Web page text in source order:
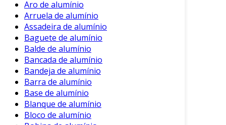
a diferentes estilos arquitetônicos.
Essas características fazem da telha de alumínio
uma opção popular tanto para residências
quanto para instalações comerciais.
Aplicações da Telha de Alumínio
As telhas de alumínio são versáteis. Podem ser
utilizadas em diversos contextos. Algumas das
aplicações mais comuns incluem:
Aro de alumínio
Arruela de alumínio
Assadeira de alumínio
Baguete de alumínio
Balde de alumínio
Bancada de alumínio
Bandeja de alumínio
Barra de alumínio
Base de alumínio
Blanque de alumínio
Bloco de alumínio